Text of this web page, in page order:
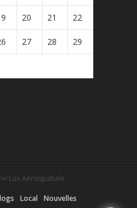
20 21 22
27 28 29
Lux Aérospatiale
Local
Nouvelles